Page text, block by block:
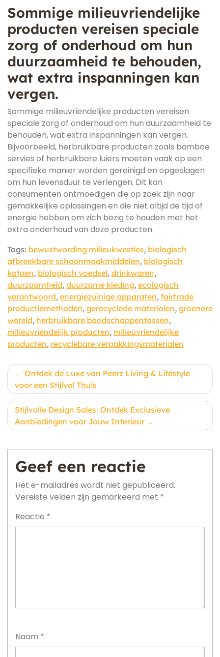
Sommige milieuvriendelijke
producten vereisen speciale
zorg of onderhoud om hun
duurzaamheid te behouden,
wat extra inspanningen kan
vergen.
Sommige milieuvriendelijke producten vereisen
speciale zorg of onderhoud om hun duurzaamheid te
behouden, wat extra inspanningen kan vergen.
Bijvoorbeeld, herbruikbare producten zoals bamboe
servies of herbruikbare luiers moeten vaak op een
specifieke manier worden gereinigd en opgeslagen
om hun levensduur te verlengen. Dit kan
consumenten ontmoedigen die op zoek zijn naar
gemakkelijke oplossingen en die niet altijd de tijd of
energie hebben om zich bezig te houden met het
extra onderhoud van deze producten.
Tags: bewustwording milieukwesties, biologisch
afbreekbare schoonmaakmiddelen, biologisch
katoen, biologisch voedsel, drinkwaren,
duurzaamheid, duurzame kleding, ecologisch
verantwoord, energiezuinige apparaten, fairtrade
productiemethoden, gerecyclede materialen, groenere
wereld, herbruikbare boodschappentassen,
milieuvriendelijk producten, milieuvriendelijke
producten, recyclebare verpakkingsmaterialen
Berichtnavigatie
Ontdek de Luxe van Peerz Living & Lifestyle
voor een Stijlvol Thuis
Stijlvolle Design Sales: Ontdek Exclusieve
Aanbiedingen voor Jouw Interieur
Geef een reactie
Het e-mailadres wordt niet gepubliceerd.
Vereiste velden zijn gemarkeerd met *
Reactie *
Naam *